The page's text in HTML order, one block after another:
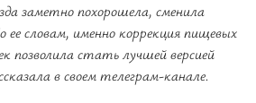
заметно похорошела, сменила
словам, именно коррекция пищевых
позволила стать лучшей версией
в своем телеграм-канале.